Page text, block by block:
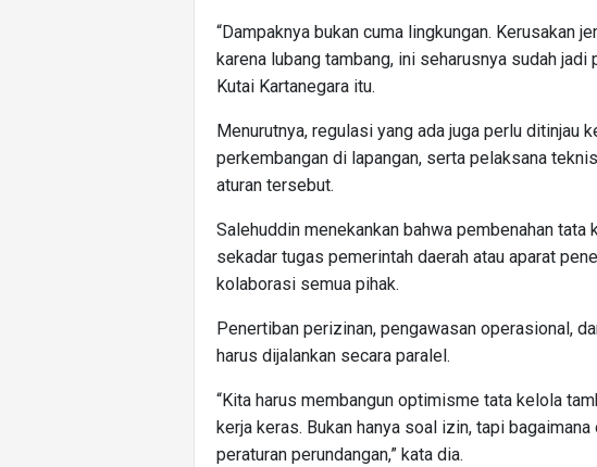
“Dampaknya bukan cuma lingkungan. Kerusakan
karena lubang tambang, ini seharusnya sudah
Kutai Kartanegara itu.
Menurutnya, regulasi yang ada juga perlu ditinjau
perkembangan di lapangan, serta pelaksana
aturan tersebut.
Salehuddin menekankan bahwa pembenahan
sekadar tugas pemerintah daerah atau aparat
kolaborasi semua pihak.
Penertiban perizinan, pengawasan operasional,
harus dijalankan secara paralel.
“Kita harus membangun optimisme tata kelola
kerja keras. Bukan hanya soal izin, tapi
peraturan perundangan,” kata dia.